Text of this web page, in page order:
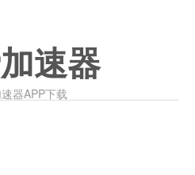
速器
器APP下载